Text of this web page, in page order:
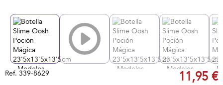
Ref. 339-8629 11,95 €